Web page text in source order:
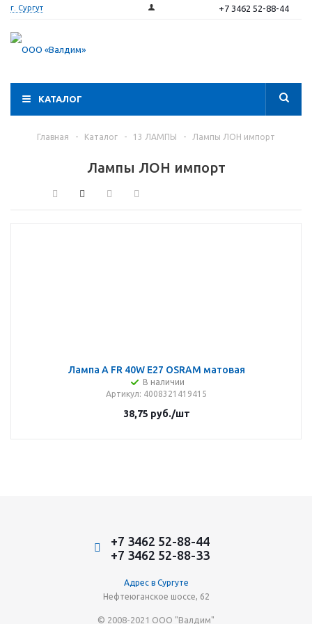
г. Сургут +7 3462 52-88-44
КАТАЛОГ
Главная - Каталог - 13 ЛАМПЫ - Лампы ЛОН импорт
Лампы ЛОН импорт
Лампа A FR 40W Е27 OSRAM матовая
В наличии
Артикул: 4008321419415
38,75 руб./шт
+7 3462 52-88-44
+7 3462 52-88-33
Адрес в Сургуте
Нефтеюганское шоссе, 62
© 2008-2021 ООО "Валдим"